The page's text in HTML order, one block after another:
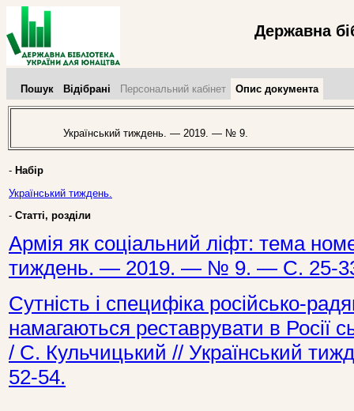
Державна
Пошук Відібрані Персональний кабінет Опис документа
Український тиждень. — 2019. — № 9.
- Набір
Український тиждень.
- Статті, розділи
Армія як соціальний ліфт: тема
тиждень. — 2019. — № 9. — С. 25-
Сутність і специфіка російсько-
намагаються реставрувати в Росії
/ С. Кульчицький // Український
52-54.